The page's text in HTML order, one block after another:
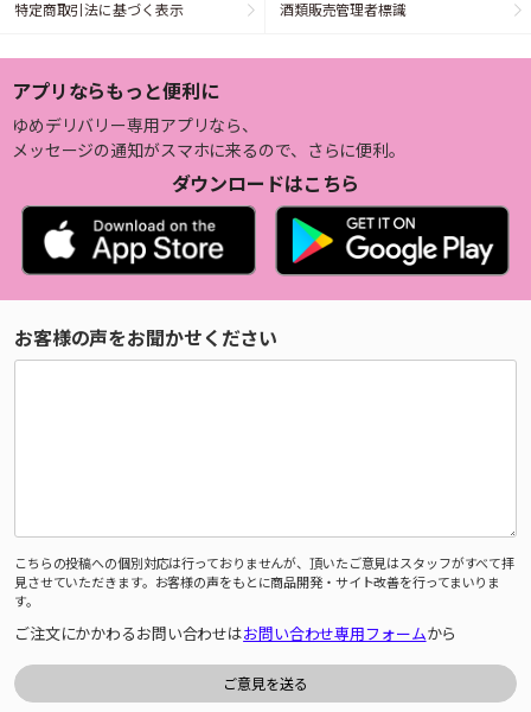
特定商取引法に基づく表示 酒類販売管理者標識
アプリならもっと便利に
ゆめデリバリー専用アプリなら、
メッセージの通知がスマホに来るので、さらに便利。
ダウンロードはこちら
お客様の声をお聞かせください
こちらの投稿への個別対応は行っておりませんが、頂いたご意見はスタッフがすべて拝
見させていただきます。お客様の声をもとに商品開発・サイト改善を行ってまいりま
す。
ご注文にかかわるお問い合わせはお問い合わせ専用フォームから